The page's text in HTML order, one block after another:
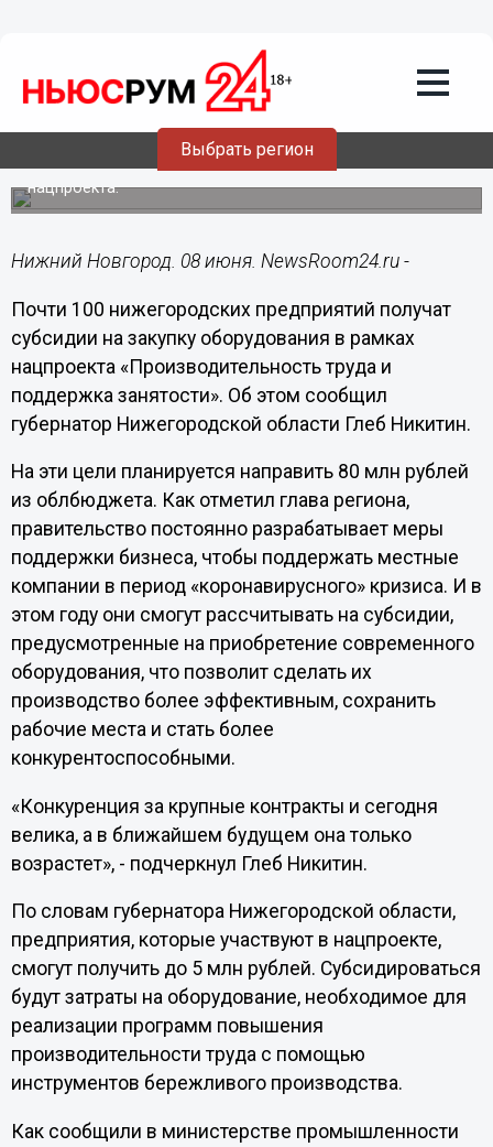
Выбрать регион
Нижегородские предприятия получат
80 млн рублей на покупку
оборудования
Субсидии дадут 97 организациям-участникам
нацпроекта.
Нижний Новгород. 08 июня. NewsRoom24.ru -
Почти 100 нижегородских предприятий получат
субсидии на закупку оборудования в рамках
нацпроекта «Производительность труда и
поддержка занятости». Об этом сообщил
губернатор Нижегородской области Глеб Никитин.
На эти цели планируется направить 80 млн рублей
из облбюджета. Как отметил глава региона,
правительство постоянно разрабатывает меры
поддержки бизнеса, чтобы поддержать местные
компании в период «коронавирусного» кризиса. И в
этом году они смогут рассчитывать на субсидии,
предусмотренные на приобретение современного
оборудования, что позволит сделать их
производство более эффективным, сохранить
рабочие места и стать более
конкурентоспособными.
«Конкуренция за крупные контракты и сегодня
велика, а в ближайшем будущем она только
возрастет», - подчеркнул Глеб Никитин.
По словам губернатора Нижегородской области,
предприятия, которые участвуют в нацпроекте,
смогут получить до 5 млн рублей. Субсидироваться
будут затраты на оборудование, необходимое для
реализации программ повышения
производительности труда с помощью
инструментов бережливого производства.
Как сообщили в министерстве промышленности